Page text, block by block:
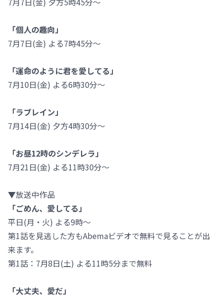
「個人の趣向」
7月7日(金) よる7時45分～
「運命のように君を愛してる」
7月10日(金) よる6時30分～
「ラブレイン」
7月14日(金) 夕方4時30分～
「お昼12時のシンデレラ」
7月21日(金) よる11時30分～
▼放送中作品
「ごめん、愛してる」
平日(月・火) よる9時～
第1話を見逃した方もAbemaビデオで無料で見ることが出
来ます。
第1話：7月8日(土) よる11時5分まで無料
「大丈夫、愛だ」